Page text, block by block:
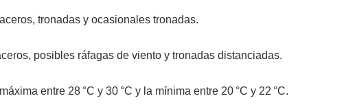
tronadas y ocasionales tronadas.
posibles ráfagas de viento y tronadas distanciadas.
entre 28 °C y 30 °C y la mínima entre 20 °C y 22 °C.